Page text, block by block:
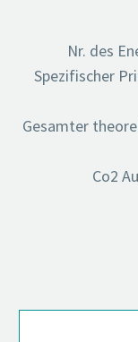
Nr. des
Spezifischer
Gesamter
Co2